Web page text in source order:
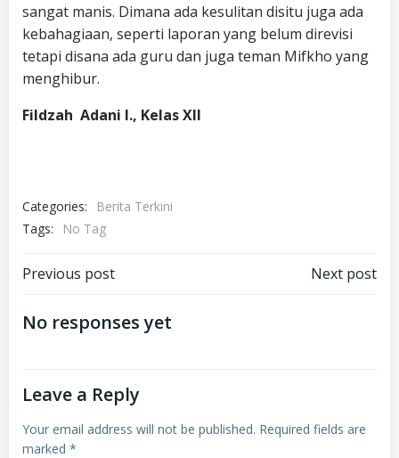
sangat manis. Dimana ada kesulitan disitu juga ada
kebahagiaan, seperti laporan yang belum direvisi
tetapi disana ada guru dan juga teman Mifkho yang
menghibur.
Fildzah Adani I., Kelas XII
Categories:
Berita Terkini
Tags:
No Tag
Post
navigation
Previous post Next post
No responses yet
Leave a Reply
Your email address will not be published. Required fields are
marked *